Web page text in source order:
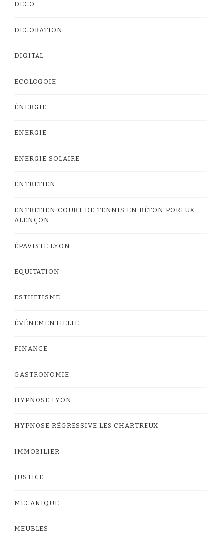
DECO
DECORATION
DIGITAL
ECOLOGOIE
ÉNERGIE
ENERGIE
ENERGIE SOLAIRE
ENTRETIEN
ENTRETIEN COURT DE TENNIS EN BÉTON POREUX
ALENÇON
ÉPAVISTE LYON
EQUITATION
ESTHETISME
ÉVÉNEMENTIELLE
FINANCE
GASTRONOMIE
HYPNOSE LYON
HYPNOSE RÉGRESSIVE LES CHARTREUX
IMMOBILIER
JUSTICE
MECANIQUE
MEUBLES